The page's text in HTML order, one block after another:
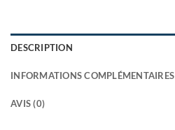
DESCRIPTION
INFORMATIONS COMPLÉMENTAIRES
AVIS (0)